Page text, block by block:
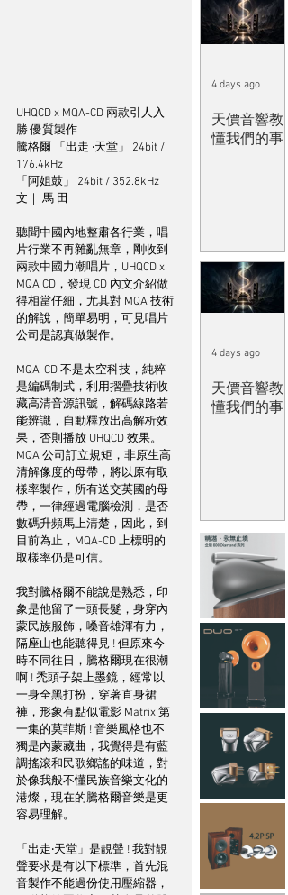
UHQCD x MQA-CD 兩款引人入
勝 優質製作
騰格爾 「出走 ‧天堂」 24bit /
176.4kHz
「阿姐鼓」 24bit / 352.8kHz
文｜ 馬 田
聽聞中國內地整肅各行業，唱
片行業不再雜亂無章，剛收到
兩款中國力潮唱片，UHQCD x
MQA CD，發現 CD 內文介紹做
得相當仔細，尤其對 MQA 技術
的解說，簡單易明，可見唱片
公司是認真做製作。
MQA-CD 不是太空科技，純粹
是編碼制式，利用摺疊技術收
藏高清音源訊號，解碼線路若
能辨識，自動釋放出高解析效
果，否則播放 UHQCD 效果。
MQA 公司訂立規矩，非原生高
清解像度的母帶，將以原有取
樣率製作，所有送交英國的母
帶，一律經過電腦檢測，是否
數碼升頻馬上清楚，因此，到
目前為止，MQA-CD 上標明的
取樣率仍是可信。
我對騰格爾不能說是熟悉，印
象是他留了一頭長髮，身穿內
蒙民族服飾，嗓音雄渾有力，
隔座山也能聽得見 ! 但原來今
時不同往日，騰格爾現在很潮
啊 ! 禿頭子架上墨鏡，經常以
一身全黑打扮，穿著直身裙
褲，形象有點似電影 Matrix 第
一集的莫菲斯 ! 音樂風格也不
獨是內蒙藏曲，我覺得是有藍
調搖滾和民歌鄉謠的味道，對
於像我般不懂民族音樂文化的
港燦，現在的騰格爾音樂是更
容易理解。
「出走‧天堂」是靚聲 ! 我對靚
聲要求是有以下標準，首先混
音製作不能過份使用壓縮器，
天價音響教
懂我們的事
4 days ago
天價音響教
懂我們的事
4 days ago